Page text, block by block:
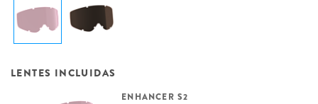
LENTES INCLUIDAS
ENHANCER S2